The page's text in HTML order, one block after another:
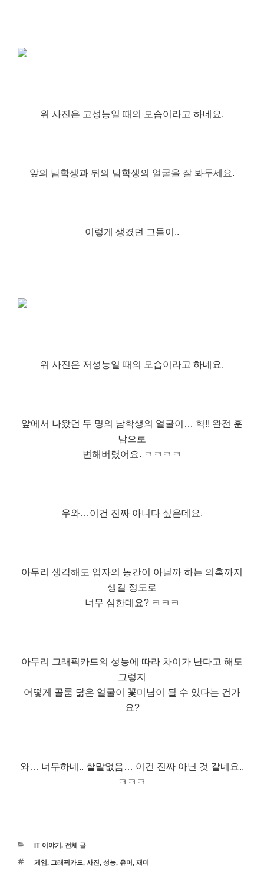
위 사진은 고성능일 때의 모습이라고 하네요.
앞의 남학생과 뒤의 남학생의 얼굴을 잘 봐두세요.
이렇게 생겼던 그들이..
위 사진은 저성능일 때의 모습이라고 하네요.
앞에서 나왔던 두 명의 남학생의 얼굴이… 헉!! 완전 훈
남으로
변해버렸어요. ㅋㅋㅋㅋ
우와…이건 진짜 아니다 싶은데요.
아무리 생각해도 업자의 농간이 아닐까 하는 의혹까지
생길 정도로
너무 심한데요? ㅋㅋㅋ
아무리 그래픽카드의 성능에 따라 차이가 난다고 해도
그렇지
어떻게 골룸 닮은 얼굴이 꽃미남이 될 수 있다는 건가
요?
와… 너무하네.. 할말없음… 이건 진짜 아닌 것 같네요..
ㅋㅋㅋ
카
고
IT 이야기, 전체 글
태
게임, 그래픽카드, 사진, 성능, 유머, 재미